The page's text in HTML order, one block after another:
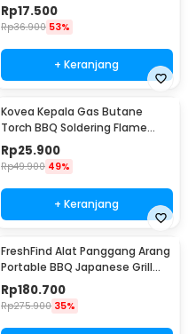
Gun - KT2008
Rp17.500
Rp36.900 53%
+ Keranjang
Kovea Kepala Gas Butane
Torch BBQ Soldering Flame
Gun Torch Jet - KT-2408
Rp25.900
Rp49.900 49%
+ Keranjang
FreshFind Alat Panggang Arang
Portable BBQ Japanese Grill
Stove - H01
Rp180.700
Rp275.900 35%